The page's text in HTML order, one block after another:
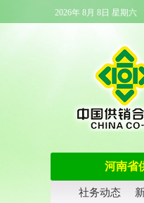
2026年 8月 8日 星期六
河南省
社务动态